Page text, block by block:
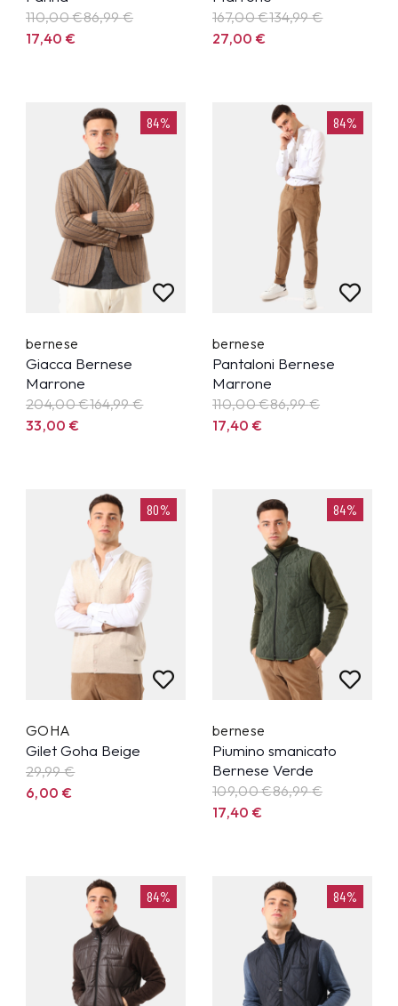
110,00 €86,99€
17,40€
167,00 €134,99€
27,00€
84%
bernese
Giacca Bernese
Marrone
204,00 €164,99€
33,00€
84%
bernese
Pantaloni Bernese
Marrone
110,00 €86,99€
17,40€
80%
GOHA
Gilet Goha Beige
29,99€
6,00 €
84%
bernese
Piumino smanicato
Bernese Verde
109,00 €86,99€
17,40€
84% 84%